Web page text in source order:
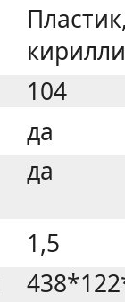
104
да
да
1,5